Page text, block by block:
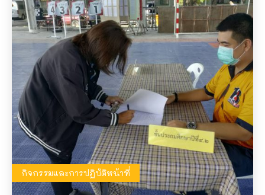
กิจกรรมและการปฏิบัติหน้าที่